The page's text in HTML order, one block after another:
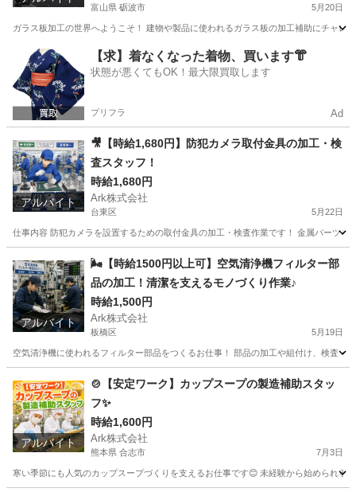
富山県 砺波市 5月20日
ガラス板加工の世界へようこそ！ 建物や製品に使われるガラス板の加工補助にチャ
富山 砺波市 工場
【求】着なくなった着物、買います👘
状態が悪くてもOK！最大限買取します
プリフラ Ad
アルバイト
🎥【時給1,680円】防犯カメラ取付金具の加工・検
査スタッフ！
時給1,680円
Ark株式会社
台東区 5月22日
仕事内容 防犯カメラを設置するための取付金具の加工・検査作業です！ 金属パーツ
工場
アルバイト
🌬️【時給1500円以上可】空気清浄機フィルター部
品の加工！清潔を支えるモノづくり作業♪
時給1,500円
Ark株式会社
板橋区 5月19日
空気清浄機に使われるフィルター部品をつくるお仕事！ 部品の加工や組付け、検査
工場
アルバイト
🍲【安定ワーク】カップスープの製造補助スタッ
フ✨
時給1,600円
Ark株式会社
熊本県 合志市 7月3日
寒い季節にも人気のカップスープづくりを支えるお仕事です😊 未経験から始